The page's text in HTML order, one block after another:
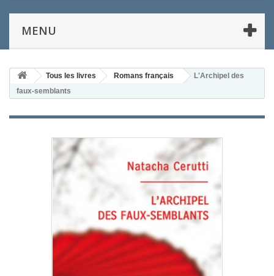
MENU
Tous les livres Romans français
L'Archipel des
faux-semblants